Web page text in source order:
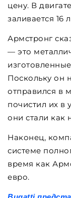
цену. В
заливается 16
Армстронг
— это
Поскольку он
отправился в
почистил их в
они стали как
Наконец,
системе
время как
евро.